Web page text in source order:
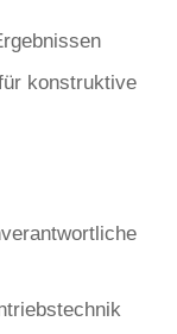
konstruktive